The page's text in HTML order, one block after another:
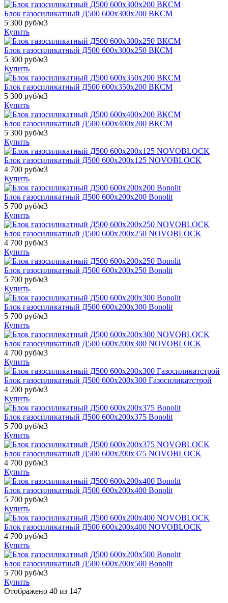
Блок газосиликатный Д500 600x300x200 ВКСМ
5 300 руб/м3
Купить
Блок газосиликатный Д500 600x300x250 ВКСМ
5 300 руб/м3
Купить
Блок газосиликатный Д500 600x350x200 ВКСМ
5 300 руб/м3
Купить
Блок газосиликатный Д500 600x400x200 ВКСМ
5 300 руб/м3
Купить
Блок газосиликатный Д500 600х200х125 NOVOBLOCK
4 700 руб/м3
Купить
Блок газосиликатный Д500 600х200х200 Bonolit
5 700 руб/м3
Купить
Блок газосиликатный Д500 600х200х250 NOVOBLOCK
4 700 руб/м3
Купить
Блок газосиликатный Д500 600х200х250 Bonolit
5 700 руб/м3
Купить
Блок газосиликатный Д500 600х200х300 Bonolit
5 700 руб/м3
Купить
Блок газосиликатный Д500 600х200х300 NOVOBLOCK
4 700 руб/м3
Купить
Блок газосиликатный Д500 600х200х300 Газосиликатстрой
4 200 руб/м3
Купить
Блок газосиликатный Д500 600х200х375 Bonolit
5 700 руб/м3
Купить
Блок газосиликатный Д500 600х200х375 NOVOBLOCK
4 700 руб/м3
Купить
Блок газосиликатный Д500 600х200х400 Bonolit
5 700 руб/м3
Купить
Блок газосиликатный Д500 600х200х400 NOVOBLOCK
4 700 руб/м3
Купить
Блок газосиликатный Д500 600х200х500 Bonolit
5 700 руб/м3
Купить
Отображено 40 из 147